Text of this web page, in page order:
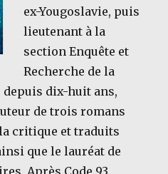
ex-Yougoslavie, puis
lieutenant à la
section Enquête et
Recherche de la
dix-huit ans,
de trois romans
critique et traduits
que le lauréat de